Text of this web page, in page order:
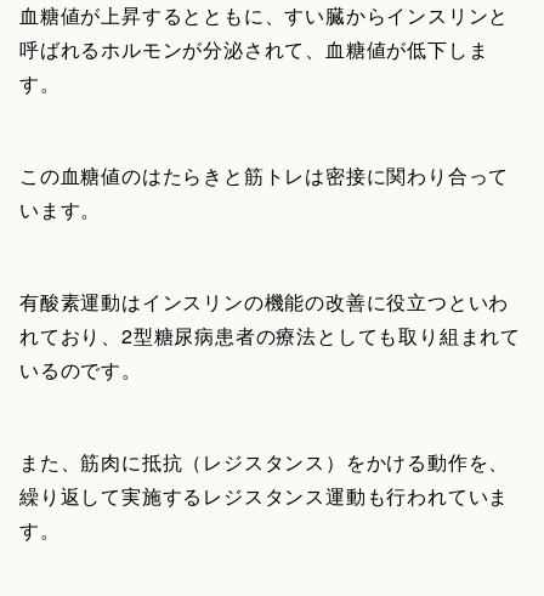
血糖値が上昇するとともに、すい臓からインスリンと
呼ばれるホルモンが分泌されて、血糖値が低下しま
す。
この血糖値のはたらきと筋トレは密接に関わり合って
います。
有酸素運動はインスリンの機能の改善に役立つといわ
れており、2型糖尿病患者の療法としても取り組まれて
いるのです。
また、筋肉に抵抗（レジスタンス）をかける動作を、
繰り返して実施するレジスタンス運動も行われていま
す。